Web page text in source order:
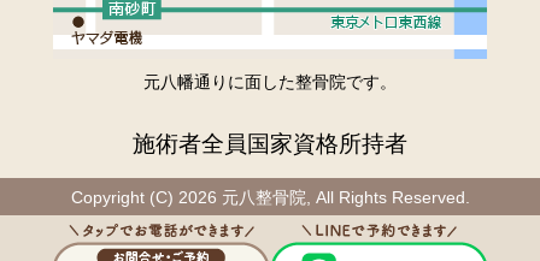
元八幡通りに面した整骨院です。
施術者全員国家資格所持者
Copyright (C) 2026 元八整骨院, All Rights Reserved.